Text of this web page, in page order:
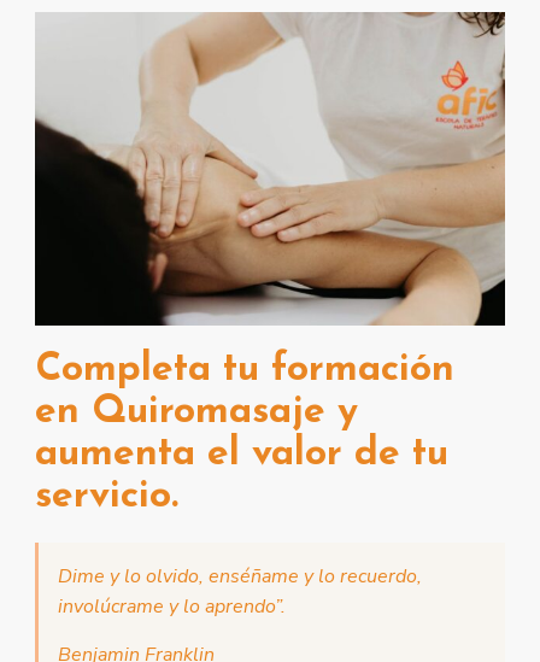
Completa tu formación
en Quiromasaje y
aumenta el valor de tu
servicio.
Dime y lo olvido, enséñame y lo recuerdo,
involúcrame y lo aprendo”.
Benjamin Franklin